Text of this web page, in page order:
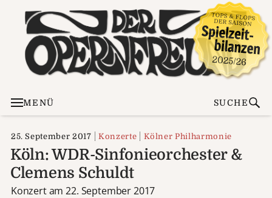
MENÜ SUCHE
25. September 2017 Konzerte Kölner Philharmonie
Köln: WDR-Sinfonieorchester &
Clemens Schuldt
Konzert am 22. September 2017